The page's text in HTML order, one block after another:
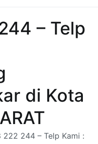
– Telp
di Kota
222 244 – Telp Kami :